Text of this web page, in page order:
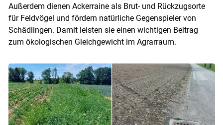
Außerdem dienen Ackerraine als Brut- und Rückzugsorte
für Feldvögel und fördern natürliche Gegenspieler von
Schädlingen. Damit leisten sie einen wichtigen Beitrag
zum ökologischen Gleichgewicht im Agrarraum.